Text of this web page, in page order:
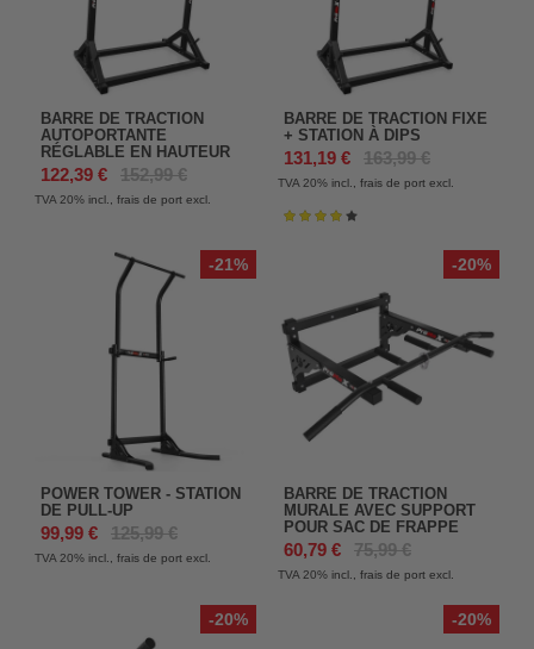
BARRE DE TRACTION
AUTOPORTANTE
RÉGLABLE EN HAUTEUR
122,39 € 152,99 €
TVA 20% incl., frais de port excl.
BARRE DE TRACTION FIXE
+ STATION À DIPS
131,19 € 163,99 €
TVA 20% incl., frais de port excl.
Évaluation:
-21%
POWER TOWER - STATION
DE PULL-UP
99,99 € 125,99 €
TVA 20% incl., frais de port excl.
-20%
BARRE DE TRACTION
MURALE AVEC SUPPORT
POUR SAC DE FRAPPE
60,79 € 75,99 €
TVA 20% incl., frais de port excl.
-20% -20%